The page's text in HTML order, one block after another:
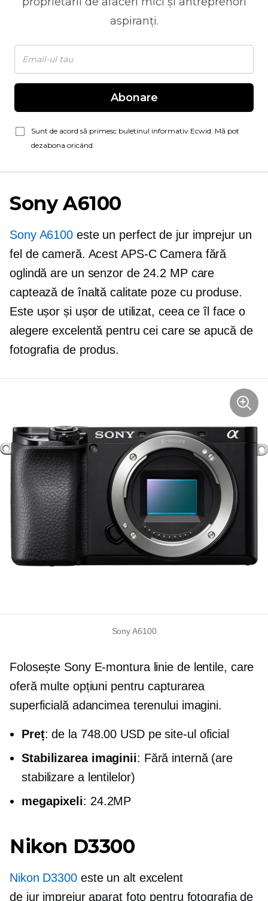
aspiranți.
Abonare
Sunt de acord să primesc buletinul informativ Ecwid. Mă pot
dezabona oricând.
Sony A6100
Sony A6100 este un perfectde jur imprejurun
fel de cameră. Acest APS-CCamera fără
oglindă are un senzor de 24.2 MP care
capteazăde înaltă calitate poze cu produse.
Este ușor și ușor de utilizat, ceea ce îl face o
alegere excelentă pentru cei care se apucă de
fotografia de produs.
Sony A6100
Folosește Sony E-monturalinie de lentile, care
oferă multe opțiuni pentru capturarea
superficială adancimea terenuluiimagini.
Preț: de la 748.00 USD pe site-ul oficial
Stabilizarea imaginii: Fără internă (are
stabilizare a lentilelor)
megapixeli: 24.2MP
Nikon D3300
Nikon D3300este un alt excelent
de jur imprejuraparat foto pentru fotografia de